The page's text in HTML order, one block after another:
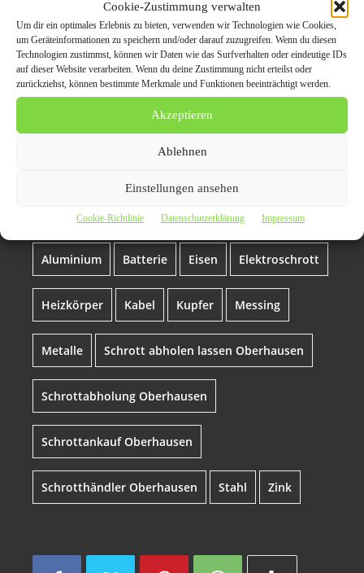
Cookie-Zustimmung verwalten
Um dir ein optimales Erlebnis zu bieten, verwenden wir Technologien wie Cookies,
um Geräteinformationen zu speichern und/oder darauf zuzugreifen. Wenn du diesen
Technologien zustimmst, können wir Daten wie das Surfverhalten oder eindeutige IDs
auf dieser Website verarbeiten. Wenn du deine Zustimmung nicht erteilst oder
zurückziehst, können bestimmte Merkmale und Funktionen beeinträchtigt werden.
Akzeptieren
Ablehnen
Einstellungen ansehen
Cookie-Richtlinie Datenschutzerklärung Impressum
oberhausen
Themen zum Beitrag
Schrotthändler
Oberhausen! Kümmert
sich um Ihren Schrott in
Oberhausen
Aluminium Batterie Eisen Elektroschrott
Heizkörper Kabel Kupfer Messing
Metalle Schrott abholen lassen Oberhausen
Schrottabholung Oberhausen
Schrottankauf Oberhausen
Schrotthändler Oberhausen Stahl Zink